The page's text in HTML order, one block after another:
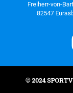
Freiherr-von-
82547
© 2024